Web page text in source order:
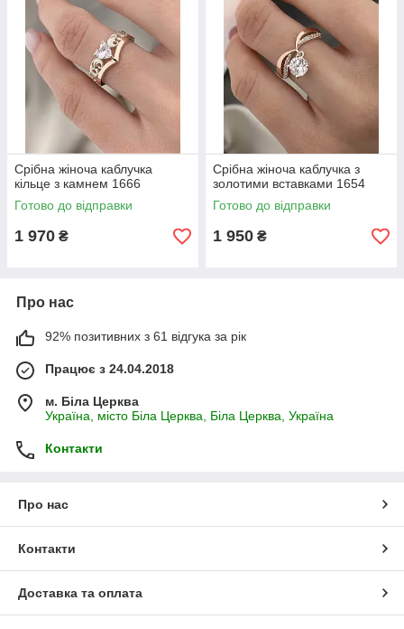
Срібна жіноча каблучка
кільце з камнем 1666
Готово до відправки
1 970 ₴
Срібна жіноча каблучка з
золотими вставками 1654
Готово до відправки
1 950 ₴
Про нас
92% позитивних з 61 відгука за рік
Працює з 24.04.2018
м. Біла Церква
Україна, місто Біла Церква, Біла Церква, Україна
Контакти
Про нас
Контакти
Доставка та оплата